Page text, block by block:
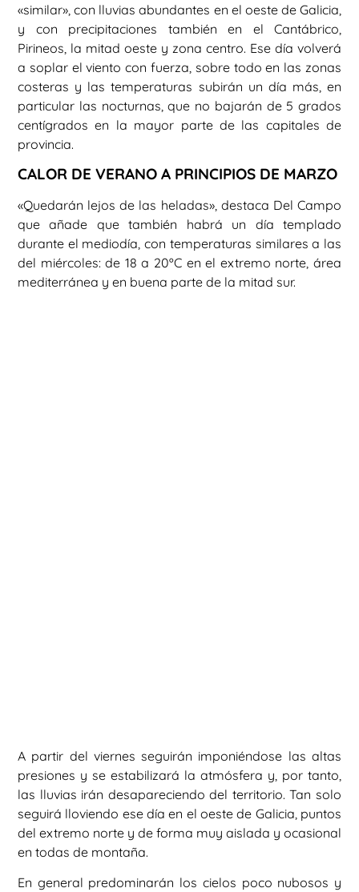
«similar», con lluvias abundantes en el oeste de Galicia,
y con precipitaciones también en el Cantábrico,
Pirineos, la mitad oeste y zona centro. Ese día volverá
a soplar el viento con fuerza, sobre todo en las zonas
costeras y las temperaturas subirán un día más, en
particular las nocturnas, que no bajarán de 5 grados
centígrados en la mayor parte de las capitales de
provincia.
CALOR DE VERANO A PRINCIPIOS DE MARZO
«Quedarán lejos de las heladas», destaca Del Campo
que añade que también habrá un día templado
durante el mediodía, con temperaturas similares a las
del miércoles: de 18 a 20ºC en el extremo norte, área
mediterránea y en buena parte de la mitad sur.
A partir del viernes seguirán imponiéndose las altas
presiones y se estabilizará la atmósfera y, por tanto,
las lluvias irán desapareciendo del territorio. Tan solo
seguirá lloviendo ese día en el oeste de Galicia, puntos
del extremo norte y de forma muy aislada y ocasional
en todas de montaña.
En general predominarán los cielos poco nubosos y